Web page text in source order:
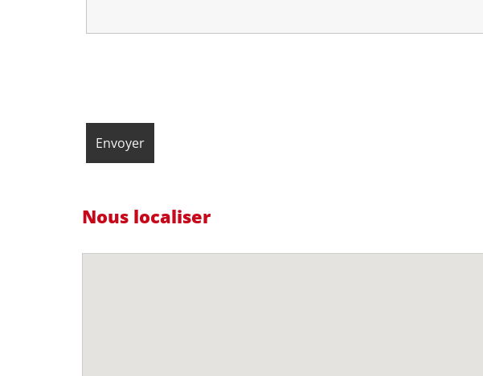
Nous localiser